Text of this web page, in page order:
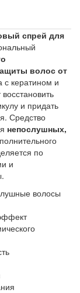
спрей для
волос от
кератином и
и придать
Средство
непослушных,
по
и
волосы